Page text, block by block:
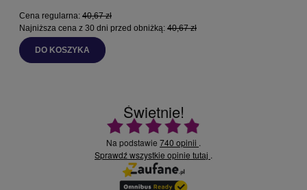
Cena regularna: 40,67 zł
Najniższa cena z 30 dni przed obniżką: 40,67 zł
DO KOSZYKA
Świetnie!
Ocena średnia 4.9 na 5
Na podstawie 740 opinii .
Sprawdź wszystkie opinie tutaj .